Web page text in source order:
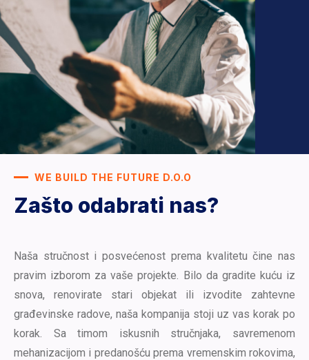
WE BUILD THE FUTURE D.O.O
Zašto odabrati nas?
Naša stručnost i posvećenost prema kvalitetu čine nas
pravim izborom za vaše projekte. Bilo da gradite kuću iz
snova, renovirate stari objekat ili izvodite zahtevne
građevinske radove, naša kompanija stoji uz vas korak po
korak. Sa timom iskusnih stručnjaka, savremenom
mehanizacijom i predanošću prema vremenskim rokovima,